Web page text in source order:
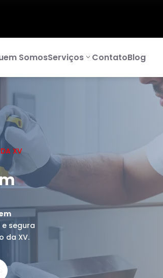
SomosServiços ContatoBlog
XV
e segura
da XV.